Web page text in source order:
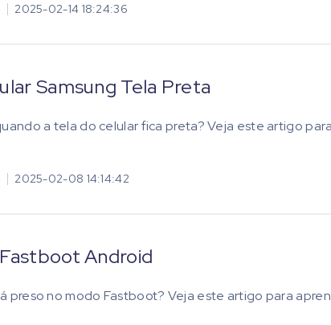
2025-02-14 18:24:36
Samsung Tela Preta
a tela do celular fica preta? Veja este artigo
2025-02-08 14:14:42
Android
preso no modo Fastboot? Veja este artigo para